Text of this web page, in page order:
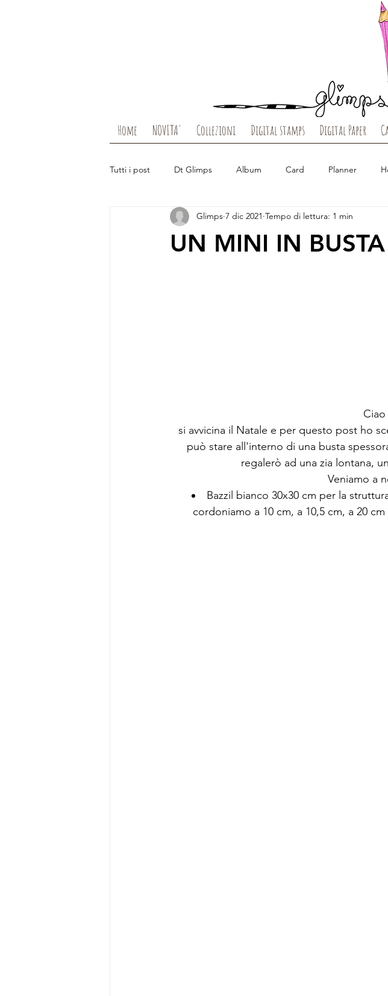
Home NOVITA' Collezioni Digital stamps Digital Paper
Tutti i post Dt Glimps Album Card Planner
Packaging Guest Design Tutorial Carte
UN MINI IN BUSTA
Glimps 7 dic 2021 Tempo di lettura: 1 min
si avvicina il Natale e per questo post ho
può stare all'interno di una busta
regalerò ad una zia lontana,
Veniamo a
Bazzil bianco 30x30 cm per la
cordoniamo a 10 cm, a 10,5 cm, a 20